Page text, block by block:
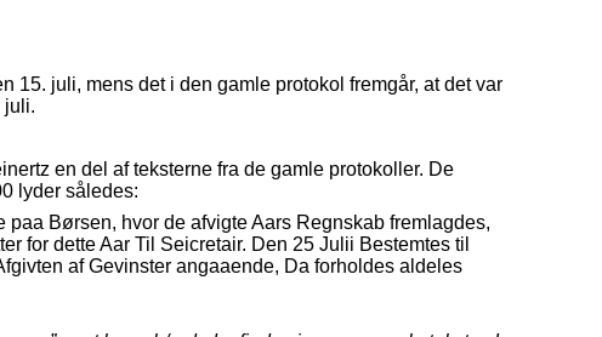
15. juli, mens det i den gamle protokol fremgår, at det var
juli.
en del af teksterne fra de gamle protokoller. De
lyder således:
Børsen, hvor de afvigte Aars Regnskab fremlagdes,
for dette Aar Til Seicretair. Den 25 Julii Bestemtes til
af Gevinster angaaende, Da forholdes aldeles